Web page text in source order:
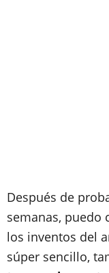
Después de
semanas, puedo
los inventos del
súper sencillo,